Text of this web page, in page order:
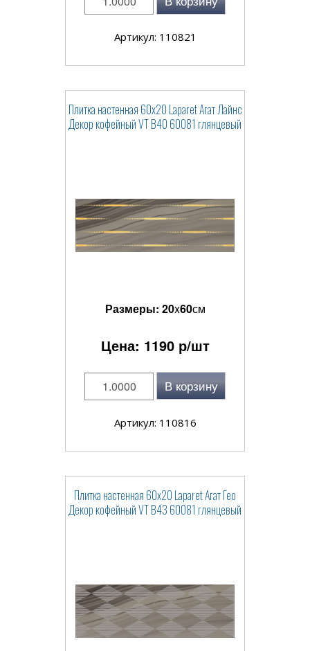
Артикул: 110821
Плитка настенная 60x20 Laparet Агат Лайнс
Декор кофейный VT B40 60081 глянцевый
Размеры: 20x60см
Цена: 1190р/шт
В корзину
Артикул: 110816
Плитка настенная 60x20 Laparet Агат Гео
Декор кофейный VT B43 60081 глянцевый